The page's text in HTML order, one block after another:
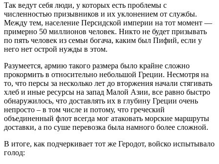
Так ведут себя люди, у которых есть проблемы с
численностью призывников и их уклонением от службы.
Между тем, население Персидской империи на тот момент —
примерно 50 миллионов человек. Никто не будет призывать
по пять человек из семьи богача, каким был Пифий, если у
него нет острой нужды в этом.
Разумеется, армию такого размера было крайне сложно
прокормить в относительно небольшой Греции. Несмотря на
то, что персы за несколько лет до вторжения начали стягивать
хлеб и иные ресурсы на запад Малой Азии, все равно быстро
обнаружилось, что доставлять их в глубину Греции очень
непросто – в том числе и потому, что греческий
объединенный флот всегда мог атаковать морские маршруты
доставки, а по суше перевозка была намного более сложной.
В итоге, как подчеркивает тот же Геродот, войско испытывало
голод: